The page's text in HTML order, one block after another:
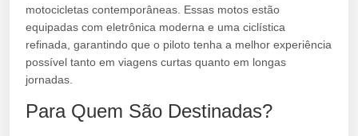
motocicletas contemporâneas. Essas motos estão
equipadas com eletrônica moderna e uma ciclística
refinada, garantindo que o piloto tenha a melhor experiência
possível tanto em viagens curtas quanto em longas
jornadas.
Para Quem São Destinadas?